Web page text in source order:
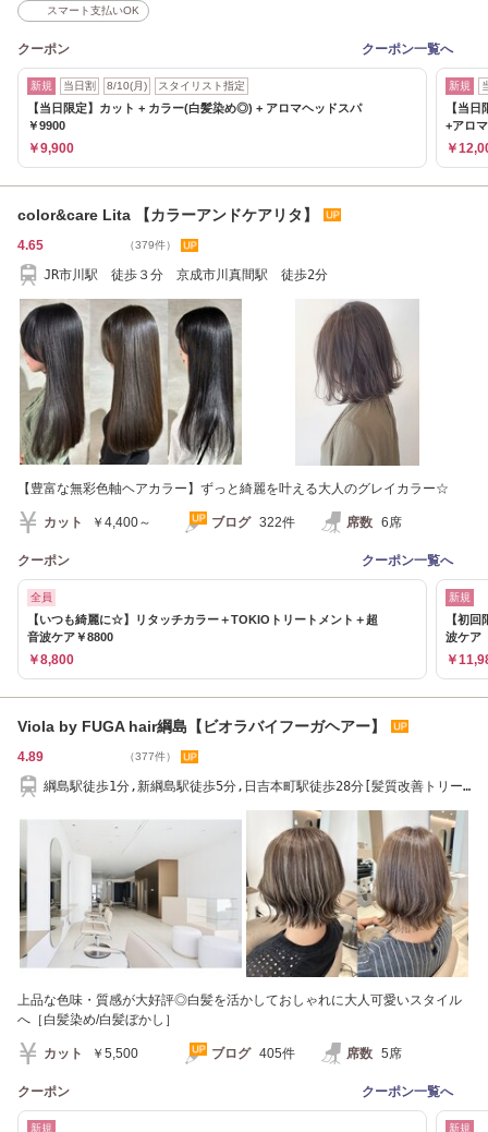
スマート支払いOK
クーポン クーポン一覧へ
新規 当日割 8/10(月) スタイリスト指定
【当日限定】カット + カラー(白髪染め◎) + アロマヘッドスパ
￥9900
￥9,900
新規
【当
+アロ
￥
color&care Lita 【カラーアンドケアリタ】
4.65 （379件）
JR市川駅 徒歩３分 京成市川真間駅 徒歩2分
【豊富な無彩色軸ヘアカラー】ずっと綺麗を叶える大人のグレイカラー☆
カット ￥4,400～ ブログ 322件 席数 6席
クーポン クーポン一覧へ
全員
【いつも綺麗に☆】リタッチカラー＋TOKIOトリートメント＋超
音波ケア￥8800
￥8,800
新規
【初
波ケア
￥
Viola by FUGA hair綱島【ビオラバイフーガヘアー】
4.89 （377件）
綱島駅徒歩1分,新綱島駅徒歩5分,日吉本町駅徒歩28分[髪質改善トリー
上品な色味・質感が大好評◎白髪を活かしておしゃれに大人可愛いスタイル
へ［白髪染め/白髪ぼかし］
カット ￥5,500 ブログ 405件 席数 5席
クーポン クーポン一覧へ
新規 新規